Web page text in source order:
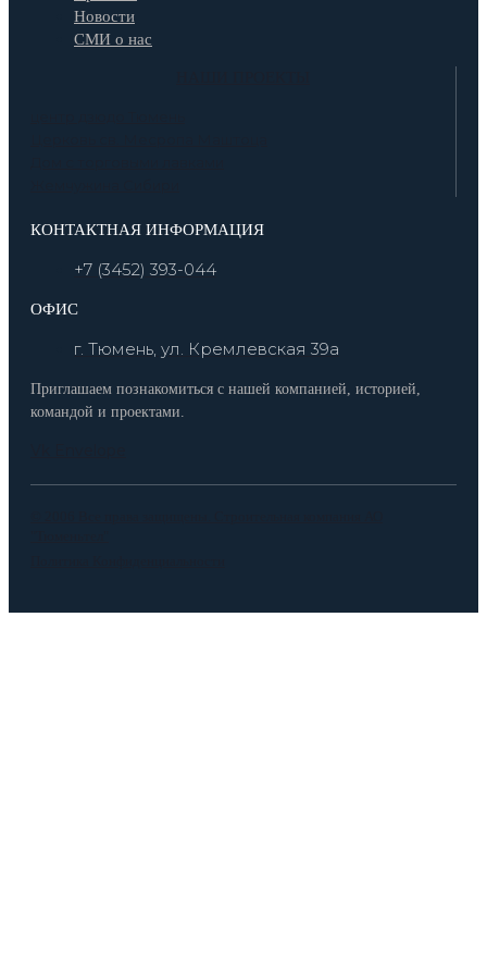
Новости
СМИ о нас
КОНТАКТНАЯ ИНФОРМАЦИЯ
+7 (3452) 393-044
ОФИС
г. Тюмень, ул. Кремлевская 39а
Приглашаем познакомиться с нашей компанией, историей,
командой и проектами.